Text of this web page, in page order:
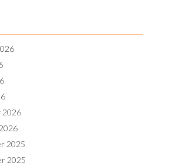
2026
2025
2025